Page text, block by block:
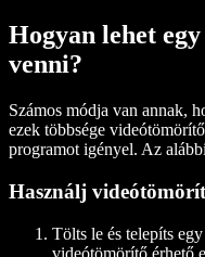
Hogyan lehet
venni?
Számos módja van annak,
ezek többsége
programot igényel. Az
Használj
Tölts le és telepíts
videótömörítő érhető